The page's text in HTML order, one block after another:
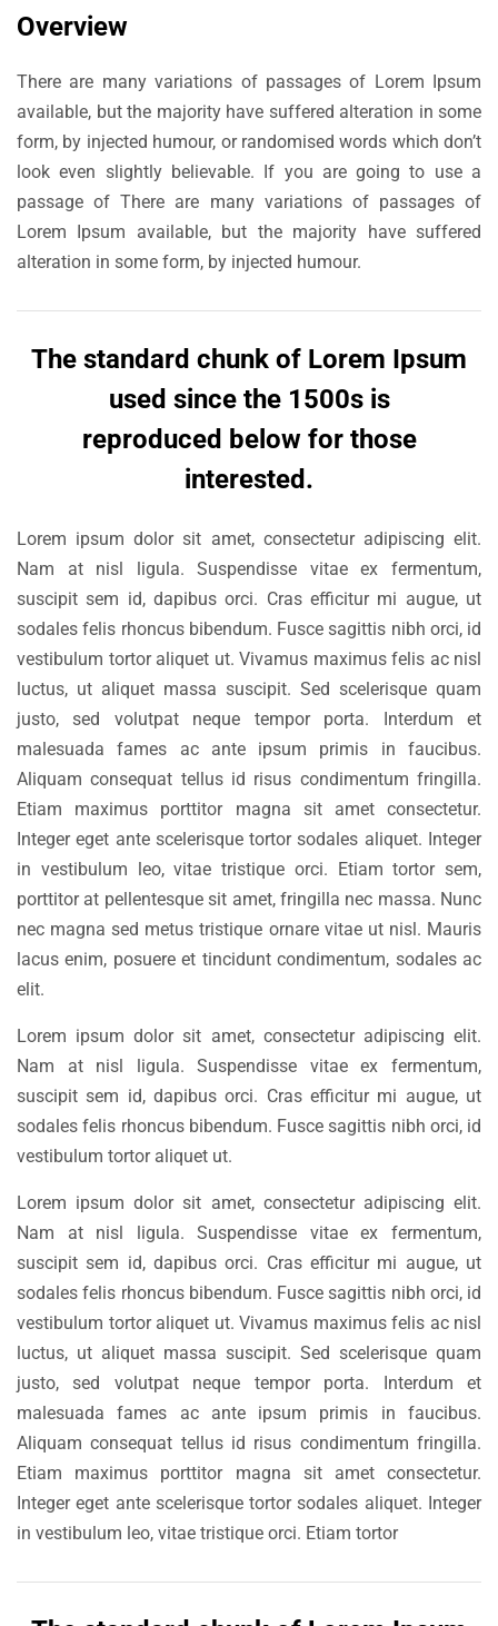
Overview
There are many variations of passages of Lorem Ipsum
available, but the majority have suffered alteration in some
form, by injected humour, or randomised words which don’t
look even slightly believable. If you are going to use a
passage of There are many variations of passages of
Lorem Ipsum available, but the majority have suffered
alteration in some form, by injected humour.
The standard chunk of Lorem Ipsum
used since the 1500s is
reproduced below for those
interested.
Lorem ipsum dolor sit amet, consectetur adipiscing elit.
Nam at nisl ligula. Suspendisse vitae ex fermentum,
suscipit sem id, dapibus orci. Cras efficitur mi augue, ut
sodales felis rhoncus bibendum. Fusce sagittis nibh orci, id
vestibulum tortor aliquet ut. Vivamus maximus felis ac nisl
luctus, ut aliquet massa suscipit. Sed scelerisque quam
justo, sed volutpat neque tempor porta. Interdum et
malesuada fames ac ante ipsum primis in faucibus.
Aliquam consequat tellus id risus condimentum fringilla.
Etiam maximus porttitor magna sit amet consectetur.
Integer eget ante scelerisque tortor sodales aliquet. Integer
in vestibulum leo, vitae tristique orci. Etiam tortor sem,
porttitor at pellentesque sit amet, fringilla nec massa. Nunc
nec magna sed metus tristique ornare vitae ut nisl. Mauris
lacus enim, posuere et tincidunt condimentum, sodales ac
elit.
Lorem ipsum dolor sit amet, consectetur adipiscing elit.
Nam at nisl ligula. Suspendisse vitae ex fermentum,
suscipit sem id, dapibus orci. Cras efficitur mi augue, ut
sodales felis rhoncus bibendum. Fusce sagittis nibh orci, id
vestibulum tortor aliquet ut.
Lorem ipsum dolor sit amet, consectetur adipiscing elit.
Nam at nisl ligula. Suspendisse vitae ex fermentum,
suscipit sem id, dapibus orci. Cras efficitur mi augue, ut
sodales felis rhoncus bibendum. Fusce sagittis nibh orci, id
vestibulum tortor aliquet ut. Vivamus maximus felis ac nisl
luctus, ut aliquet massa suscipit. Sed scelerisque quam
justo, sed volutpat neque tempor porta. Interdum et
malesuada fames ac ante ipsum primis in faucibus.
Aliquam consequat tellus id risus condimentum fringilla.
Etiam maximus porttitor magna sit amet consectetur.
Integer eget ante scelerisque tortor sodales aliquet. Integer
in vestibulum leo, vitae tristique orci. Etiam tortor